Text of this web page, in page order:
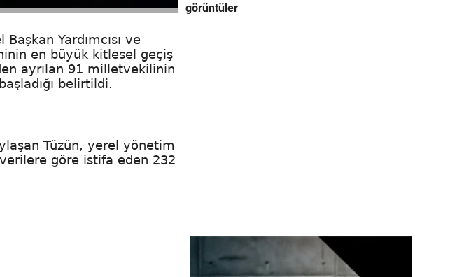
Yardımcısı ve
en büyük kitlesel geçiş
ayrılan 91 milletvekilinin
belirtildi.
Tüzün, yerel yönetim
göre istifa eden 232
görüntüler